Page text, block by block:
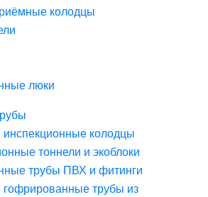
колодцы
люки
колодцы
тоннели и экоблоки
трубы ПВХ и фитинги
трубы из